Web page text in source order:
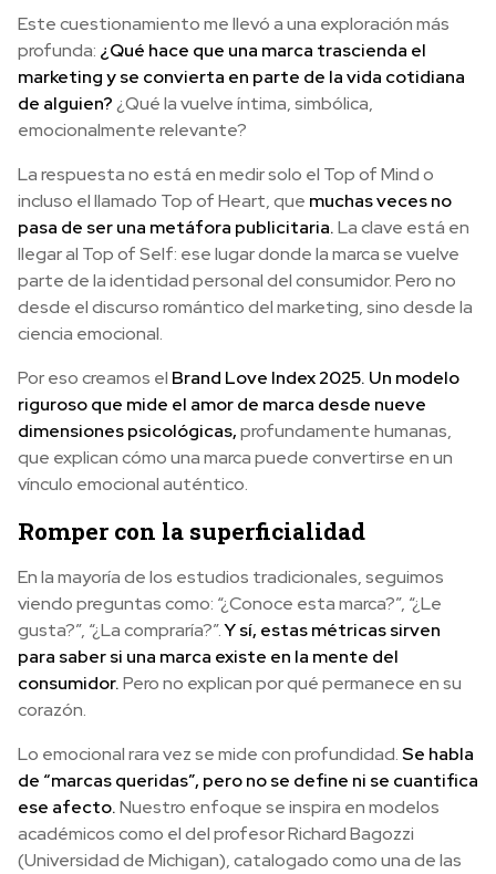
Este cuestionamiento me llevó a una exploración más
profunda: ¿Qué hace que una marca trascienda el
marketing y se convierta en parte de la vida cotidiana
de alguien?¿Qué la vuelve íntima, simbólica,
emocionalmente relevante?
La respuesta no está en medir solo el Top of Mind o
incluso el llamado Top of Heart, que muchas veces no
pasa de ser una metáfora publicitaria.La clave está en
llegar al Top of Self: ese lugar donde la marca se vuelve
parte de la identidad personal del consumidor. Pero no
desde el discurso romántico del marketing, sino desde la
ciencia emocional.
Por eso creamos el Brand Love Index 2025. Un modelo
riguroso que mide el amor de marca desde nueve
dimensiones psicológicas,profundamente humanas,
que explican cómo una marca puede convertirse en un
vínculo emocional auténtico.
Romper con la superficialidad
En la mayoría de los estudios tradicionales, seguimos
viendo preguntas como: “¿Conoce esta marca?”, “¿Le
gusta?”, “¿La compraría?”.Y sí, estas métricas sirven
para saber si una marca existe en la mente del
consumidor.Pero no explican por qué permanece en su
corazón.
Lo emocional rara vez se mide con profundidad.Se habla
de “marcas queridas”, pero no se define ni se cuantifica
ese afecto.Nuestro enfoque se inspira en modelos
académicos como el del profesor Richard Bagozzi
(Universidad de Michigan), catalogado como una de las